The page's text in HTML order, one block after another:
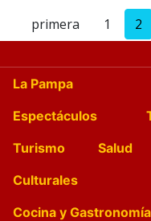
primera 1 2
La Pampa
Espectáculos
Turismo
Salud
Culturales
Cocina y Gastronomía